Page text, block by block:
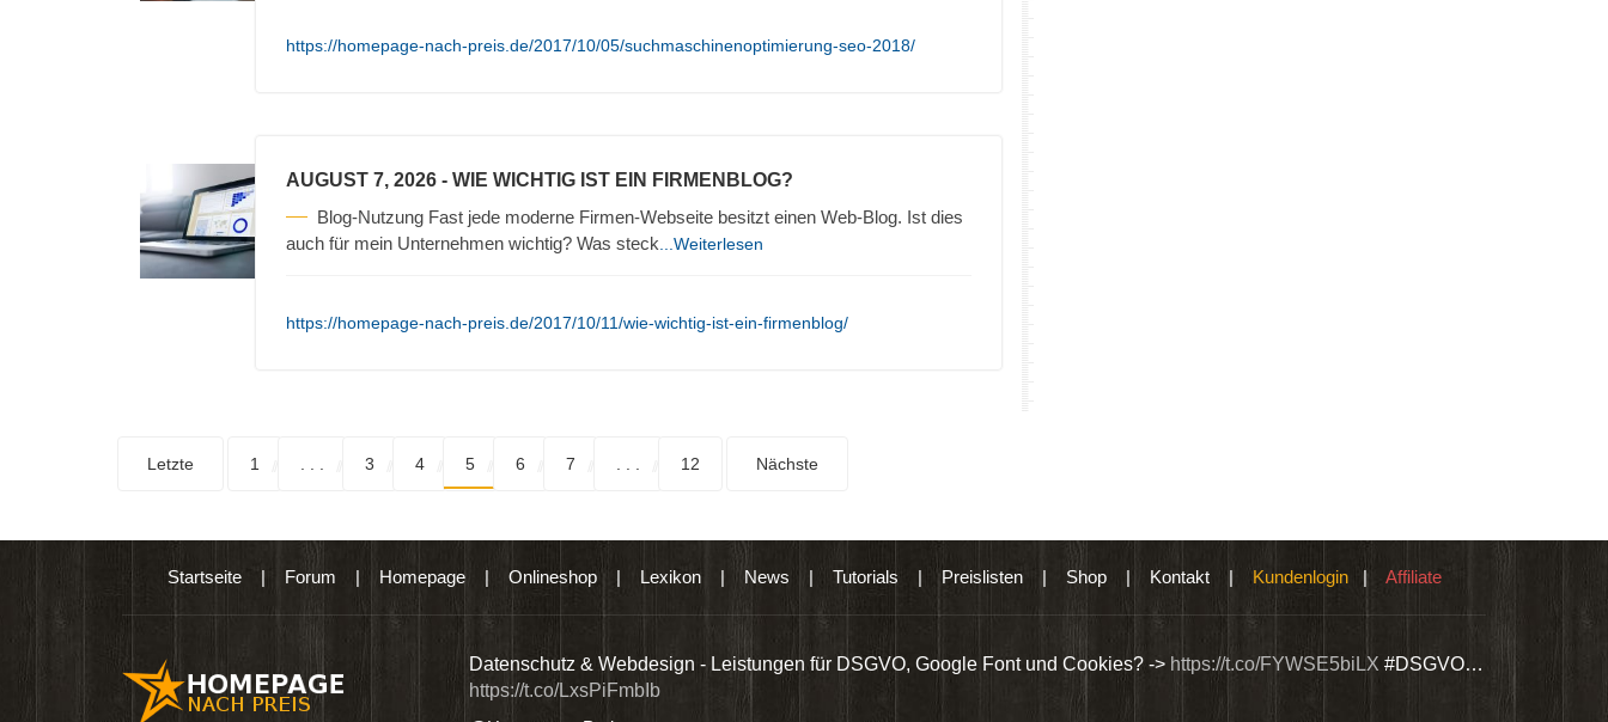
https://homepage-nach-preis.de/2017/10/05/suchmaschinenoptimierung-seo-2018/
AUGUST 7, 2026 - WIE WICHTIG IST EIN FIRMENBLOG?
Blog-Nutzung Fast jede moderne Firmen-Webseite besitzt einen Web-Blog. Ist dies
auch für mein Unternehmen wichtig? Was steck ...Weiterlesen
https://homepage-nach-preis.de/2017/10/11/wie-wichtig-ist-ein-firmenblog/
Letzte 1 3 4 5 6 7 12 Nächste
Startseite| Forum | Homepage| Onlineshop| Lexikon| News | Tutorials | Preislisten| Shop| Kontakt| Kundenlogin| Affiliate
Produkten wie Ebooks & DVDs.… Datenschutz & Webdesign - Leistungen für DSGVO, Google Font und Cookies? -> https://t.co/FYWSE5biLX #DSGVO…
https://t.co/LxsPiFmbIb
Wir bieten